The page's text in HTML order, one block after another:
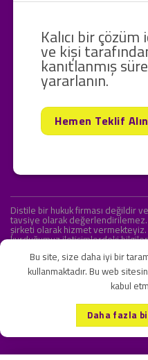
Kalıcı bir
ve kişi
kanıtlanmış
yararlanın.
Hemen Teklif Alın
Distile bir hukuk firması değildir
tavsiye olarak değerlendirilemez.
şirketi olarak hizmet
kurduğumuz iletişimlerdeki
KVKK ve Gizlilik
Copyright 2026 ©
Bu site, size daha iyi bir
kullanmaktadır. Bu web
kabul
Daha fazla